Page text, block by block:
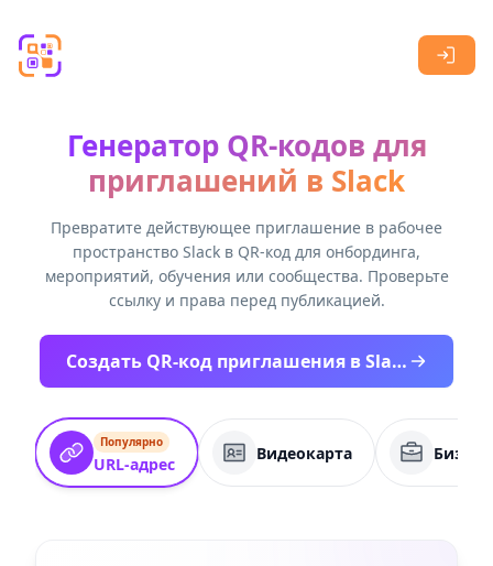
Генератор QR-кодов для
приглашений в Slack
Превратите действующее приглашение в рабочее
пространство Slack в QR-код для онбординга,
мероприятий, обучения или сообщества. Проверьте
ссылку и права перед публикацией.
Создать QR-код приглашения в Slack
Популярно
URL-адрес
Видеокарта